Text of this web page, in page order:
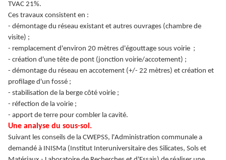
TVAC 21%.
Ces travaux consistent en :
- démontage du réseau existant et autres ouvrages (chambre de
visite) ;
- remplacement d'environ 20 mètres d'égouttage sous voirie ;
- création d'une tête de pont (jonction voirie/accotement) ;
- démontage du réseau en accotement (+/- 22 mètres) et création et
profilage d'un fossé ;
- stabilisation de la berge côté voirie ;
- réfection de la voirie ;
- apport de terre pour combler la cavité.
Une analyse du sous-sol.
Suivant les conseils de la CWEPSS, l'Administration communale a
demandé à INISMa (Institut Interuniversitaire des Silicates, Sols et